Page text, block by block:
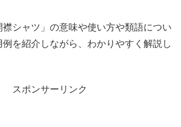
襟シャツ」の意味や使い方や類語につい
を紹介しながら、わかりやすく解説し
スポンサーリンク